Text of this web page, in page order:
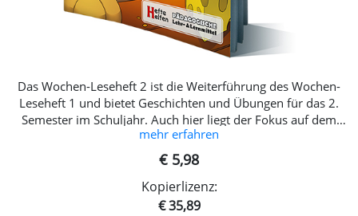
Das Wochen-Leseheft 2 ist die Weiterführung des Wochen-
Leseheft 1 und bietet Geschichten und Übungen für das 2.
Semester im Schuljahr. Auch hier liegt der Fokus auf dem
sinnerfassenden Lesen, das mithilfe von Übungen geübt
wird. NEU in dieser Ausgabe: 8 Seiten mehr 20 Wochen:
lineare und nicht-lineare Lesetexte, EXTRA Schreibanlässe,
EXTRA Übungen für die Leseflüssigkeit, Anleitung für
PädagogInnen u.v.m.! Entspricht den aktuellen
mehr erfahren
€ 5,98
Kopierlizenz:
€ 35,89